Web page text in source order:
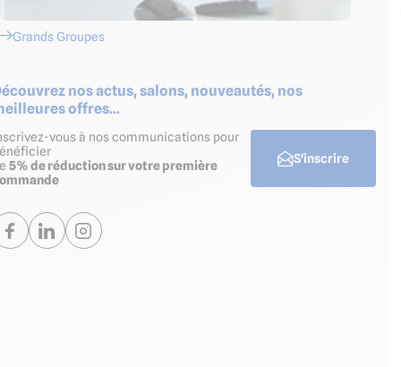
Grands Groupes
nos actus, salons, nouveautés, nos
offres...
vous à nos communications pour
5% de réduction sur votre première
S'inscrire